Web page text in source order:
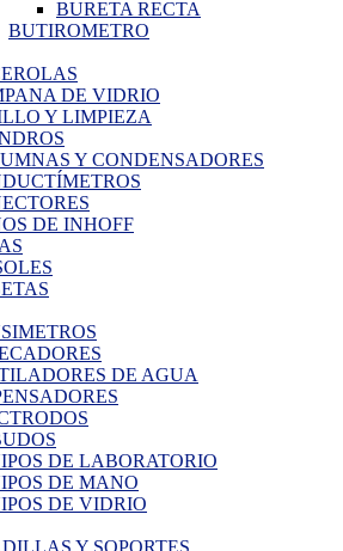
BURETA RECTA
BUTIROMETRO
DE VIDRIO
Y LIMPIEZA
Y CONDENSADORES
DE INHOFF
DE AGUA
DE LABORATORIO
DE MANO
DE VIDRIO
Y SOPORTES